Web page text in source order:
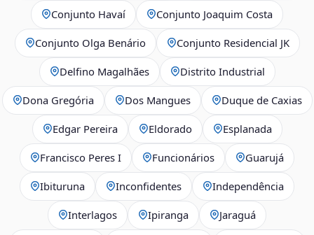
Conjunto Havaí Conjunto Joaquim Costa
Conjunto Olga Benário Conjunto Residencial JK
Delfino Magalhães Distrito Industrial
Dona Gregória Dos Mangues Duque de Caxias
Edgar Pereira Eldorado Esplanada
Francisco Peres I Funcionários Guarujá
Ibituruna Inconfidentes Independência
Interlagos Ipiranga Jaraguá